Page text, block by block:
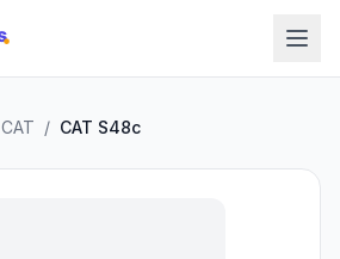
CAT / CAT S48c